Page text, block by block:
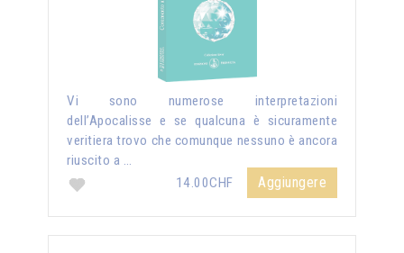
Vi sono numerose interpretazioni
dell’Apocalisse e se qualcuna è sicuramente
veritiera trovo che comunque nessuno è ancora
riuscito a …
14.00CHF
Aggiungere